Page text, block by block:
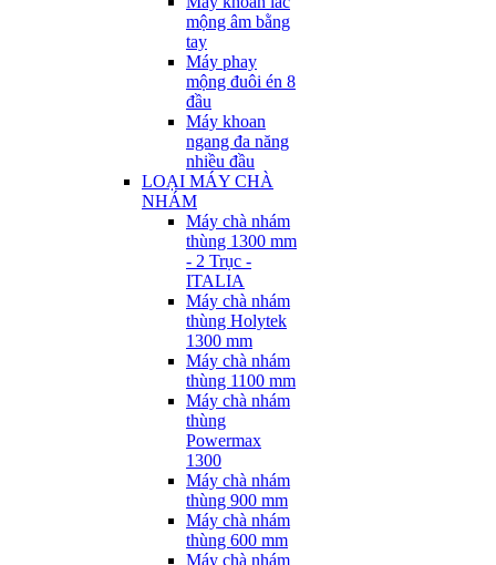
mộng âm bằng
tay
Máy phay
mộng đuôi én 8
đầu
Máy khoan
ngang đa năng
nhiều đầu
LOẠI MÁY CHÀ
NHÁM
Máy chà nhám
thùng 1300 mm
- 2 Trục -
ITALIA
Máy chà nhám
thùng Holytek
1300 mm
Máy chà nhám
thùng 1100 mm
Máy chà nhám
thùng
Powermax
1300
Máy chà nhám
thùng 900 mm
Máy chà nhám
thùng 600 mm
Máy chà nhám